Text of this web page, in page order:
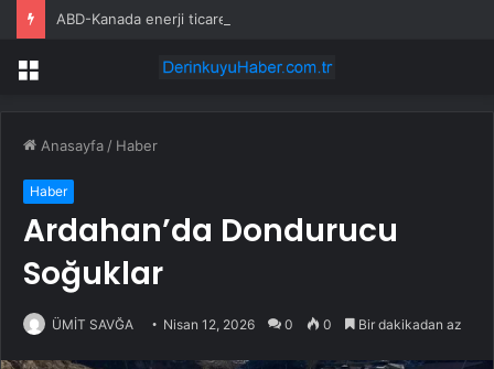
Menü
Anasayfa / Haber
Haber
Ardahan’da Dondurucu
Soğuklar
ÜMİT SAVĞA Nisan 12, 2026 0 0 Bir dakikadan az